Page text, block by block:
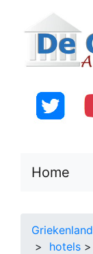
Home
Griekenland
>
hotels >